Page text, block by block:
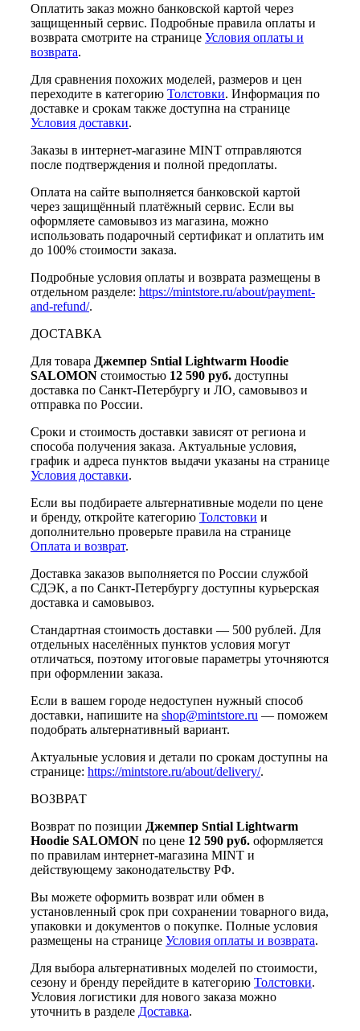
Оплатить заказ можно банковской картой через
защищенный сервис. Подробные правила оплаты и
возврата смотрите на странице Условия оплаты и
возврата.
Для сравнения похожих моделей, размеров и цен
переходите в категорию Толстовки. Информация по
доставке и срокам также доступна на странице
Условия доставки.
Заказы в интернет-магазине MINT отправляются
после подтверждения и полной предоплаты.
Оплата на сайте выполняется банковской картой
через защищённый платёжный сервис. Если вы
оформляете самовывоз из магазина, можно
использовать подарочный сертификат и оплатить им
до 100% стоимости заказа.
Подробные условия оплаты и возврата размещены в
отдельном разделе: https://mintstore.ru/about/payment-
and-refund/.
ДОСТАВКА
Для товара Джемпер Sntial Lightwarm Hoodie
SALOMON стоимостью 12 590 руб. доступны
доставка по Санкт-Петербургу и ЛО, самовывоз и
отправка по России.
Сроки и стоимость доставки зависят от региона и
способа получения заказа. Актуальные условия,
график и адреса пунктов выдачи указаны на странице
Условия доставки.
Если вы подбираете альтернативные модели по цене
и бренду, откройте категорию Толстовки и
дополнительно проверьте правила на странице
Оплата и возврат.
Доставка заказов выполняется по России службой
СДЭК, а по Санкт-Петербургу доступны курьерская
доставка и самовывоз.
Стандартная стоимость доставки — 500 рублей. Для
отдельных населённых пунктов условия могут
отличаться, поэтому итоговые параметры уточняются
при оформлении заказа.
Если в вашем городе недоступен нужный способ
доставки, напишите на shop@mintstore.ru — поможем
подобрать альтернативный вариант.
Актуальные условия и детали по срокам доступны на
странице: https://mintstore.ru/about/delivery/.
ВОЗВРАТ
Возврат по позиции Джемпер Sntial Lightwarm
Hoodie SALOMON по цене 12 590 руб. оформляется
по правилам интернет-магазина MINT и
действующему законодательству РФ.
Вы можете оформить возврат или обмен в
установленный срок при сохранении товарного вида,
упаковки и документов о покупке. Полные условия
размещены на странице Условия оплаты и возврата.
Для выбора альтернативных моделей по стоимости,
сезону и бренду перейдите в категорию Толстовки.
Условия логистики для нового заказа можно
уточнить в разделе Доставка.